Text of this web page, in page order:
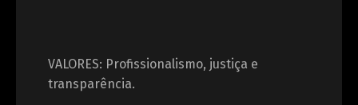
VALORES: Profissionalismo, justiça e
transparência.